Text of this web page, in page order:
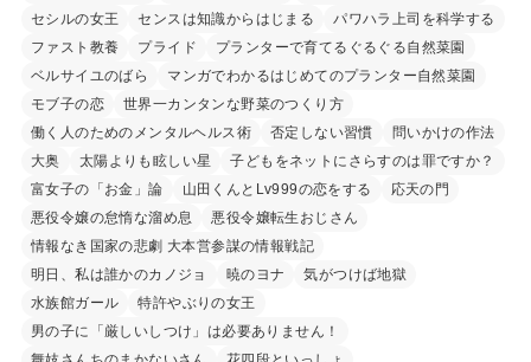
セシルの女王
センスは知識からはじまる
パワハラ上司を科学する
ファスト教養
プライド
プランターで育てるぐるぐる自然菜園
ベルサイユのばら
マンガでわかるはじめてのプランター自然菜園
モブ子の恋
世界一カンタンな野菜のつくり方
働く人のためのメンタルヘルス術
否定しない習慣
問いかけの作法
大奥
太陽よりも眩しい星
子どもをネットにさらすのは罪ですか？
富女子の「お金」論
山田くんとLv999の恋をする
応天の門
悪役令嬢の怠惰な溜め息
悪役令嬢転生おじさん
情報なき国家の悲劇 大本営参謀の情報戦記
明日、私は誰かのカノジョ
暁のヨナ
気がつけば地獄
水族館ガール
特許やぶりの女王
男の子に「厳しいしつけ」は必要ありません！